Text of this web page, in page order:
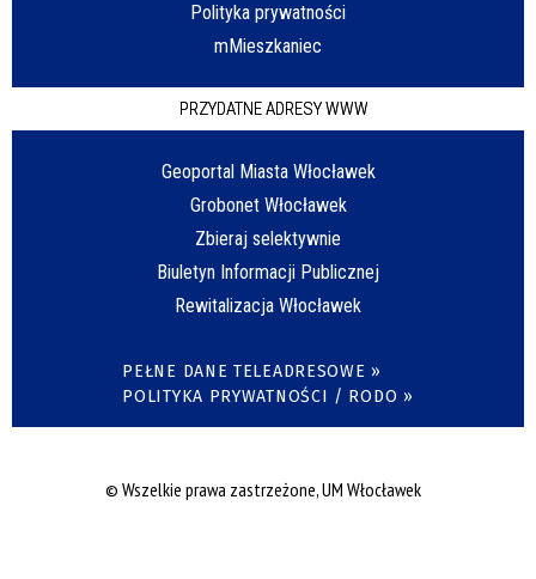
Polityka prywatności
mMieszkaniec
PRZYDATNE ADRESY WWW
Geoportal Miasta Włocławek
Grobonet Włocławek
Zbieraj selektywnie
Biuletyn Informacji Publicznej
Rewitalizacja Włocławek
PEŁNE DANE TELEADRESOWE »
POLITYKA PRYWATNOŚCI / RODO »
© Wszelkie prawa zastrzeżone, UM Włocławek